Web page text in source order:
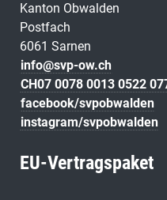
Kanton Obwalden
Postfach
6061 Sarnen
info@svp-ow.ch
CH07 0078 0013 0522
facebook/svpobwalden
instagram/svpobwalden
EU-Vertragspaket